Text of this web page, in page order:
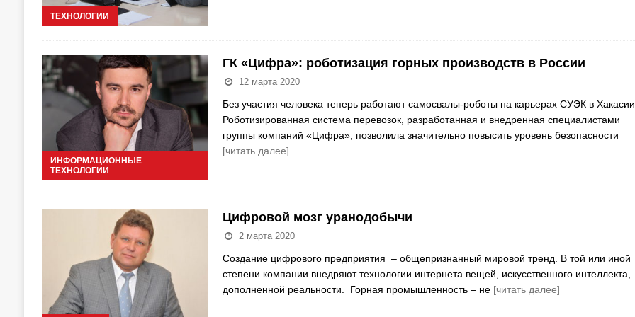
ТЕХНОЛОГИИ
ИНФОРМАЦИОННЫЕ
ТЕХНОЛОГИИ
ГК «Цифра»: роботизация горных производств в России
12 марта 2020
Без участия человека теперь работают самосвалы-роботы на карьерах СУЭК в
Роботизированная система перевозок, разработанная и внедренная специалистами
группы компаний «Цифра», позволила значительно повысить уровень безопасности
[читать далее]
Цифровой мозг уранодобычи
2 марта 2020
Создание цифрового предприятия – общепризнанный мировой тренд. В той или иной
степени компании внедряют технологии интернета вещей, искусственного интеллекта,
дополненной реальности. Горная промышленность – не [читать далее]